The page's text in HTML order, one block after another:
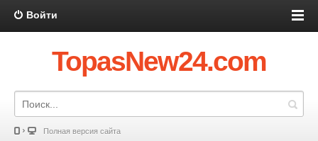
Войти
TopasNew24.com
Полная версия сайта